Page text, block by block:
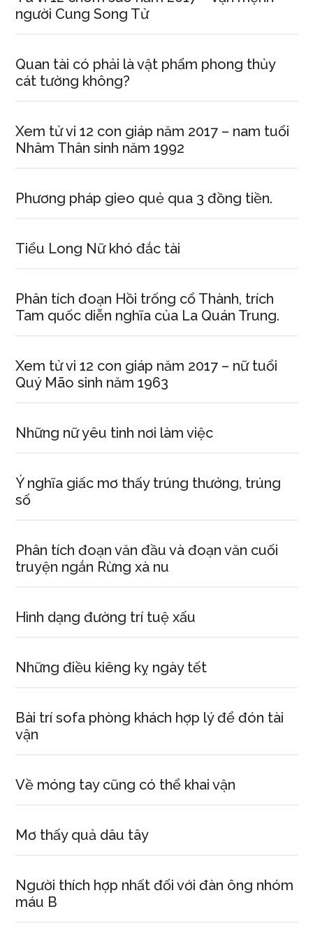
người Cung Song Tử
Quan tài có phải là vật phẩm phong thủy
cát tường không?
Xem tử vi 12 con giáp năm 2017 – nam tuổi
Nhâm Thân sinh năm 1992
Phương pháp gieo quẻ qua 3 đồng tiền.
Tiểu Long Nữ khó đắc tài
Phân tích đoạn Hồi trống cổ Thành, trích
Tam quốc diễn nghĩa của La Quán Trung.
Xem tử vi 12 con giáp năm 2017 – nữ tuổi
Quý Mão sinh năm 1963
Những nữ yêu tinh nơi làm việc
Ý nghĩa giấc mơ thấy trúng thưởng, trúng
số
Phân tích đoạn văn đầu và đoạn văn cuối
truyện ngắn Rừng xà nu
Hình dạng đường trí tuệ xấu
Những điều kiêng kỵ ngày tết
Bài trí sofa phòng khách hợp lý để đón tài
vận
Về móng tay cũng có thể khai vận
Mơ thấy quả dâu tây
Người thích hợp nhất đối với đàn ông nhóm
máu B